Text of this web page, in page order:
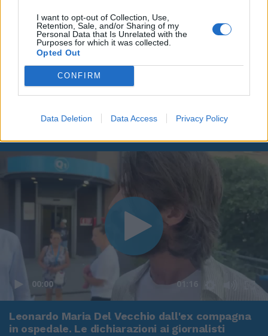
I want to opt-out of Collection, Use,
Retention, Sale, and/or Sharing of my
Personal Data that Is Unrelated with the
Purposes for which it was collected.
Opted Out
CONFIRM
Data Deletion Data Access Privacy Policy
00:00 01:16
Leonardo Maria Del Vecchio dall'ex compagna
in ospedale. Le dichiarazioni ai giornalisti